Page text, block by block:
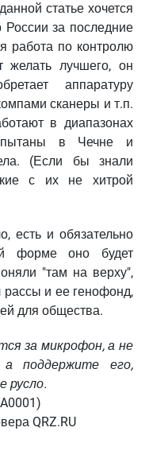
статье хочется
России за последние
работа по контролю
желать лучшего, он
аппаратуру
сканеры и т.п.
в диапазонах
в Чечне и
(Если бы знали
с их не хитрой
есть и обязательно
форме оно будет
"там на верху",
рассы и ее генофонд,
для общества.
за микрофон, а не
поддержите его,
русло.
QRZ.RU